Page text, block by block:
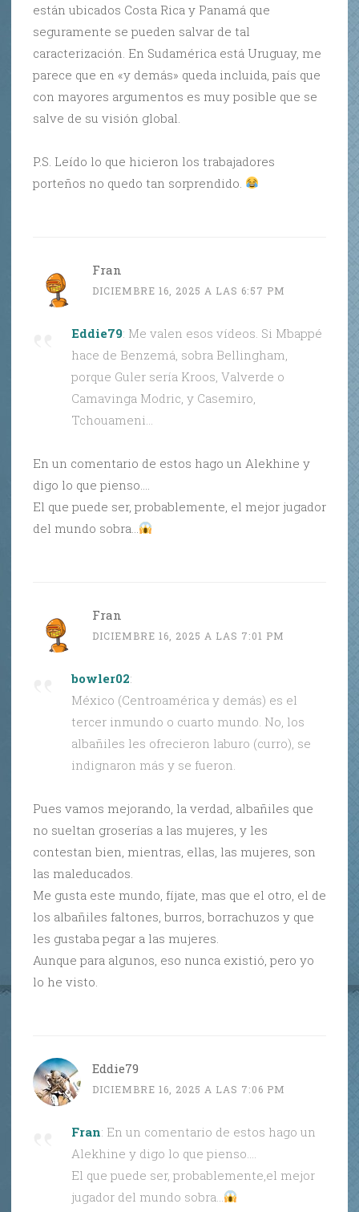
están ubicados Costa Rica y Panamá que
seguramente se pueden salvar de tal
caracterización. En Sudamérica está Uruguay, me
parece que en «y demás» queda incluida, país que
con mayores argumentos es muy posible que se
salve de su visión global.
P.S. Leído lo que hicieron los trabajadores
porteños no quedo tan sorprendido.
Fran
DICIEMBRE 16, 2025 A LAS 6:57 PM
Eddie79: Me valen esos vídeos. Si Mbappé
hace de Benzemá, sobra Bellingham,
porque Guler sería Kroos, Valverde o
Camavinga Modric, y Casemiro,
Tchouameni…
En un comentario de estos hago un Alekhine y
digo lo que pienso….
El que puede ser, probablemente, el mejor jugador
del mundo sobra…
Fran
DICIEMBRE 16, 2025 A LAS 7:01 PM
bowler02:
México (Centroamérica y demás) es el
tercer inmundo o cuarto mundo. No, los
albañiles les ofrecieron laburo (curro), se
indignaron más y se fueron.
Pues vamos mejorando, la verdad, albañiles que
no sueltan groserías a las mujeres, y les
contestan bien, mientras, ellas, las mujeres, son
las maleducados.
Me gusta este mundo, fíjate, mas que el otro, el de
los albañiles faltones, burros, borrachuzos y que
les gustaba pegar a las mujeres.
Aunque para algunos, eso nunca existió, pero yo
lo he visto.
Eddie79
DICIEMBRE 16, 2025 A LAS 7:06 PM
Fran: En un comentario de estos hago un
Alekhine y digo lo que pienso….
El que puede ser, probablemente,el mejor
jugador del mundo sobra…